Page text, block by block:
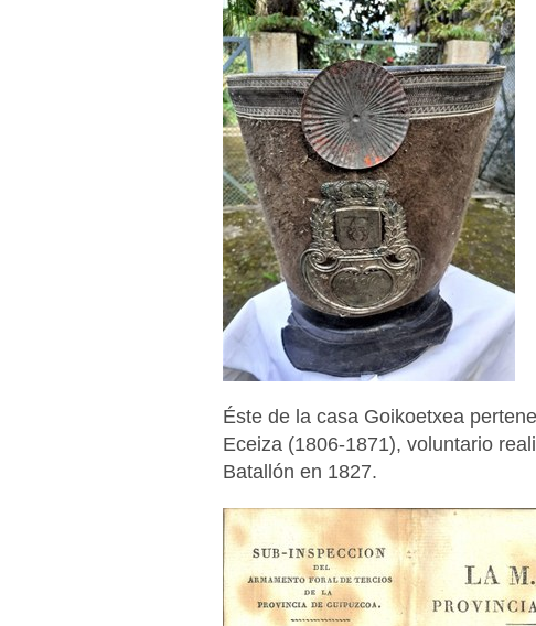
Éste de la casa Goikoetxea
Eceiza (1806-1871), voluntario
Batallón en 1827.